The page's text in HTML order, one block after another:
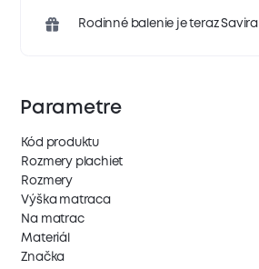
Rodinné balenie je teraz Savira
Parametre
Kód produktu
Rozmery plachiet
Rozmery
Výška matraca
Na matrac
Materiál
Značka